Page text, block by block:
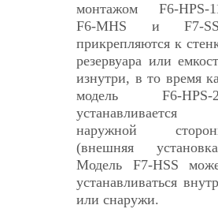
монтажом F6-HPS-
F6-MHS и F7-
прикрепляются к
резервуара или
изнутри, в то время
модель F6-HPS-
устанавливается
наружной
(внешняя
Модель F7-HSS
устанавливаться
или снаружи.